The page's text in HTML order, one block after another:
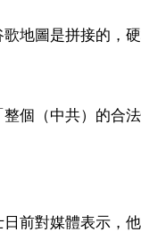
地圖是拼接的，
個（中共）的合
前對媒體表示，